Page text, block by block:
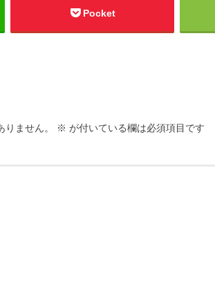
Pocket
ません。 ※ が付いている欄は必須項目です